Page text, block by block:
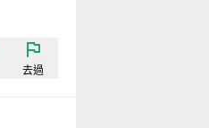
去過